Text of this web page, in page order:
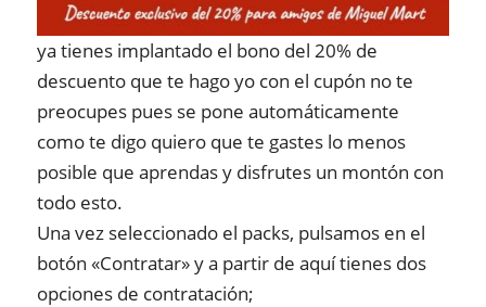
ya tienes implantado el bono del 20% de
descuento que te hago yo con el cupón no te
preocupes pues se pone automáticamente
como te digo quiero que te gastes lo menos
posible que aprendas y disfrutes un montón con
todo esto.
Una vez seleccionado el packs, pulsamos en el
botón «Contratar» y a partir de aquí tienes dos
opciones de contratación;